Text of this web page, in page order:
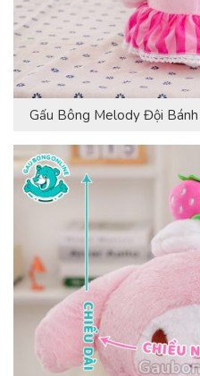
Gấu Bông Melody Đội